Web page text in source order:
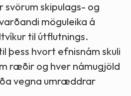
skipulags- og
möguleika á
til útflutnings.
þess hvort efnisnám skuli
ræðir og hver námugjöld
vegna umræddrar